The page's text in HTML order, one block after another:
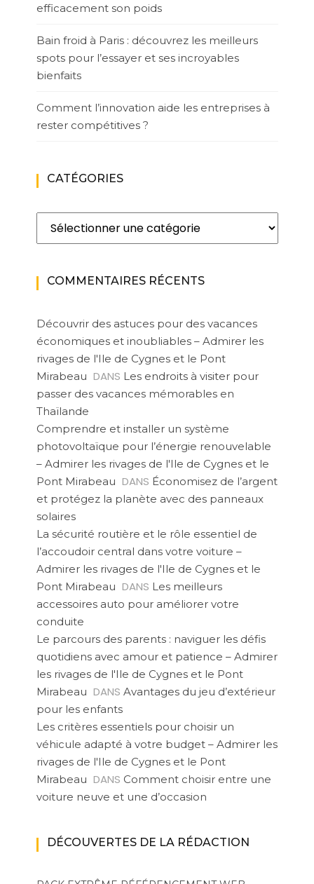
efficacement son poids
Bain froid à Paris : découvrez les meilleurs
spots pour l’essayer et ses incroyables
bienfaits
Comment l’innovation aide les entreprises à
rester compétitives ?
CATÉGORIES
Catégories
COMMENTAIRES RÉCENTS
Découvrir des astuces pour des vacances
économiques et inoubliables – Admirer les
rivages de l'Ile de Cygnes et le Pont
Mirabeau DANS Les endroits à visiter pour
passer des vacances mémorables en
Thaïlande
Comprendre et installer un système
photovoltaïque pour l’énergie renouvelable
– Admirer les rivages de l'Ile de Cygnes et le
Pont Mirabeau DANS Économisez de l’argent
et protégez la planète avec des panneaux
solaires
La sécurité routière et le rôle essentiel de
l’accoudoir central dans votre voiture –
Admirer les rivages de l'Ile de Cygnes et le
Pont Mirabeau DANS Les meilleurs
accessoires auto pour améliorer votre
conduite
Le parcours des parents : naviguer les défis
quotidiens avec amour et patience – Admirer
les rivages de l'Ile de Cygnes et le Pont
Mirabeau DANS Avantages du jeu d’extérieur
pour les enfants
Les critères essentiels pour choisir un
véhicule adapté à votre budget – Admirer les
rivages de l'Ile de Cygnes et le Pont
Mirabeau DANS Comment choisir entre une
voiture neuve et une d’occasion
DÉCOUVERTES DE LA RÉDACTION